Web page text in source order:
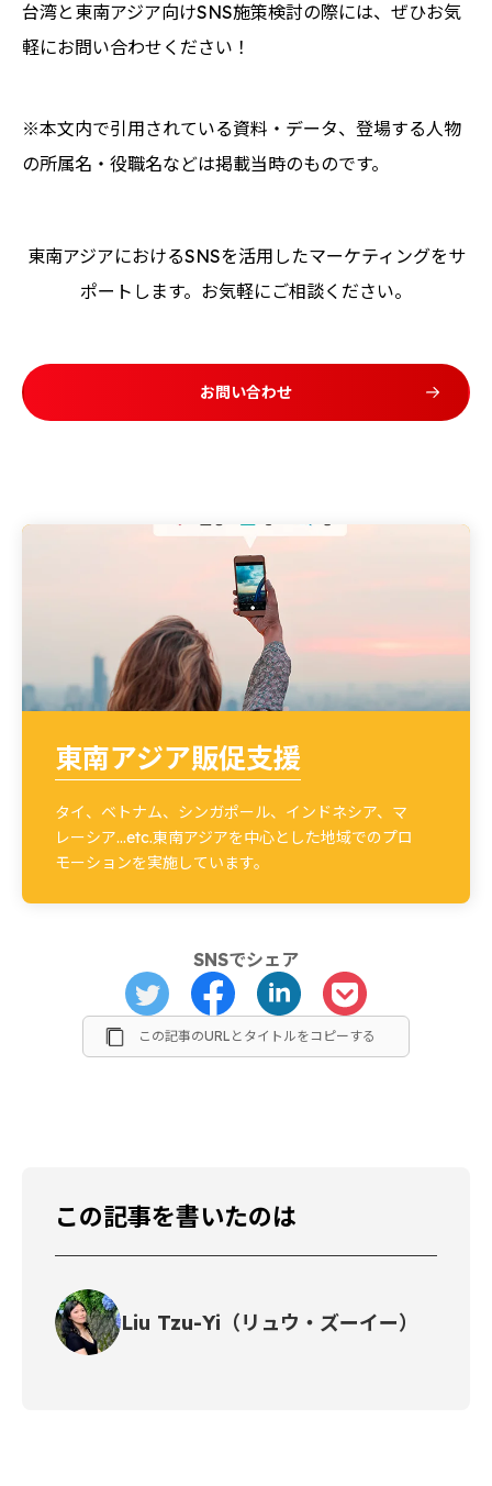
台湾と東南アジア向けSNS施策検討の際には、ぜひお気
軽にお問い合わせください！
※本文内で引用されている資料・データ、登場する人物
の所属名・役職名などは掲載当時のものです。
東南アジアにおけるSNSを活用したマーケティングをサ
ポートします。お気軽にご相談ください。
お問い合わせ
東南アジア販促支援
タイ、ベトナム、シンガポール、インドネシア、マ
レーシア…etc.東南アジアを中心とした地域でのプロ
モーションを実施しています。
SNSでシェア
この記事のURLとタイトルをコピーする
この記事を書いたのは
Liu Tzu-Yi（リュウ・ズーイー）